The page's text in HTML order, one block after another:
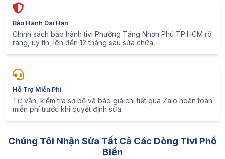
Bảo Hành Dài Hạn
Chính sách bảo hành tivi Phường Tăng Nhơn Phú TP.HCM rõ
ràng, uy tín, lên đến 12 tháng sau sửa chữa.
Hỗ Trợ Miễn Phí
Tư vấn, kiểm tra sơ bộ và báo giá chi tiết qua Zalo hoàn toàn
miễn phí trước khi quyết định sửa.
Chúng Tôi Nhận Sửa Tất Cả Các Dòng Tivi Phổ
Biến